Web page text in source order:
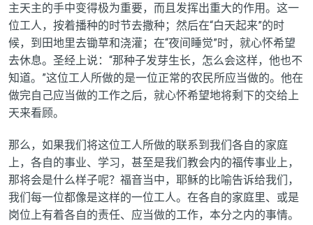
主天主的手中变得极为重要，而且发挥出重大的作用。这一
位工人，按着播种的时节去撒种；然后在“白天起来”的时
候，到田地里去锄草和浇灌；在“夜间睡觉”时，就心怀希望
去休息。圣经上说：“那种子发芽生长，怎么会这样，他也不
知道。”这位工人所做的是一位正常的农民所应当做的。他在
做完自己应当做的工作之后，就心怀希望地将剩下的交给上
天来看顾。
那么，如果我们将这位工人所做的联系到我们各自的家庭
上，各自的事业、学习，甚至是我们教会内的福传事业上，
那将会是什么样子呢？福音当中，耶稣的比喻告诉给我们，
我们每一位都像是这样的一位工人。在各自的家庭里、或是
岗位上有着各自的责任、应当做的工作，本分之内的事情。